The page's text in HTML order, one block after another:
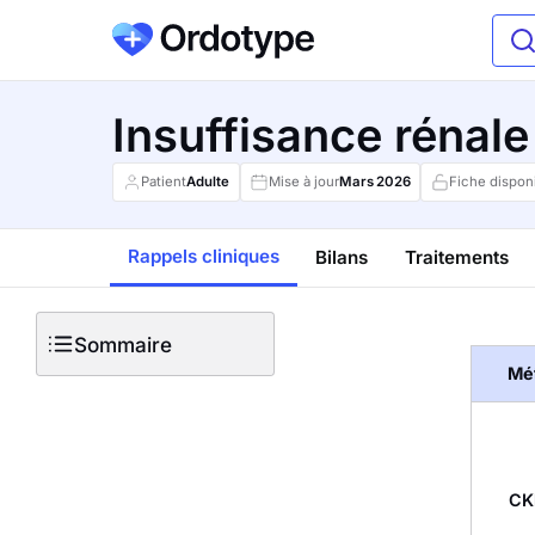
Insuffisance rénale
PatientAdulte Mise à jourMars2026 Fiche
Rappels cliniques Bilans Traitements
Sommaire